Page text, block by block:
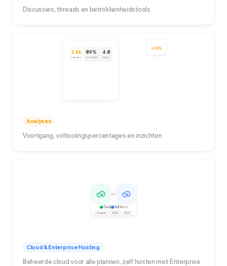
Discussies, threads en betrokkenheidstools
2.4k
Learners
89%
Completion
4.8
Rating
+12%
Analyses
Voortgang, voltooiingspercentages en inzichten
or
Cloud Self-host
Docker AWS GCP
Cloud & Enterprise Hosting
Beheerde cloud voor alle plannen, zelf hosten met Enterprise